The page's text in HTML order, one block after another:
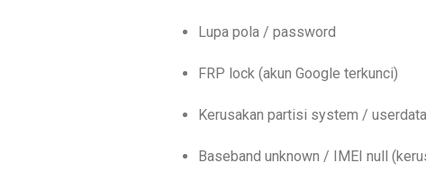
Lupa pola / password
FRP lock (akun Google terkunci)
Kerusakan partisi system / userdata
Baseband unknown / IMEI null